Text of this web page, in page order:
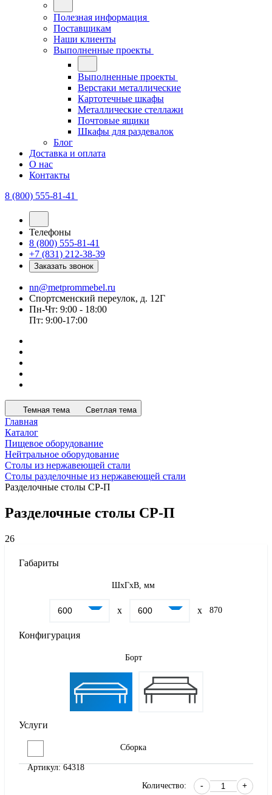
Полезная информация
Поставщикам
Наши клиенты
Выполненные проекты
Выполненные проекты
Верстаки металлические
Картотечные шкафы
Металлические стеллажи
Почтовые ящики
Шкафы для раздевалок
Блог
Доставка и оплата
О нас
Контакты
8 (800) 555-81-41
Телефоны
8 (800) 555-81-41
+7 (831) 212-38-39
Заказать звонок
nn@metprommebel.ru
Спортсменский переулок, д. 12Г
Пн-Чт: 9:00 - 18:00
Пт: 9:00-17:00
Темная тема Светлая тема
Главная
Каталог
Пищевое оборудование
Нейтральное оборудование
Столы из нержавеющей стали
Столы разделочные из нержавеющей стали
Разделочные столы СР-П
Разделочные столы СР-П
26
Габариты
ШxГxВ, мм
x x 870
Конфигурация
Борт
Услуги
Сборка
Артикул:64318
Количество:
- +